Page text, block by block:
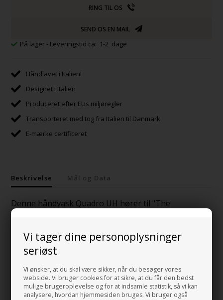
Vi tager dine personoplysninger
seriøst
Vi ønsker, at du skal være sikker, når du besøger vores
webside. Vi bruger cookies for at sikre, at du får den bedst
mulige brugeroplevelse og for at indsamle statistik, så vi kan
analysere, hvordan hjemmesiden bruges. Vi bruger også
RING TIL OS
SEND OS EN MAIL
På lager - Leveringstid ca: 1-2 dage
Håndlavet i Italien!
Designet i Italien
Produceret efter EUs miljøregler
Transporteret med tog fra Italien til Danmark
E-mærke certificeret
Beskrivelse Mål og Data
Denne håndvask Quadro UH hører til "The
Collection"
Denne model er uden hanehul
Vasken er glaseret på alle 4 sider, så den kan stå fri af væggen.
Vasken kan også ophænges på væg.
GODT AT VIDE: